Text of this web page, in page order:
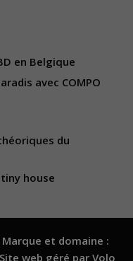
en Belgique
avec COMPO
du
house
et domaine :
web géré par Volo